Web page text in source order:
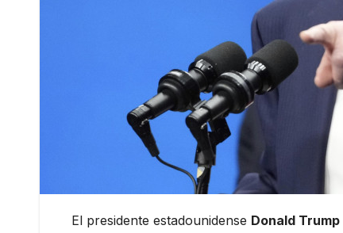
El presidente estadounidense Donald Trump